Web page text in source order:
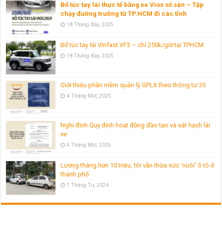
Bổ túc tay lái thực tế bằng xe Vios số sàn – Tập
chạy đường trường từ TP.HCM đi các tỉnh
18 Tháng Bảy, 2025
Bổ túc tay lái Vinfast VF3 – chỉ 250k/giờ tại TPHCM
18 Tháng Bảy, 2025
Giới thiệu phần mềm quản lý GPLX theo thông tư 35
4 Tháng Một, 2025
Nghị định Quy định hoạt động đào tạo và sát hạch lái
xe
4 Tháng Một, 2025
Lương tháng hơn 10 triệu, tôi vẫn thừa sức ‘nuôi’ ô tô ở
thành phố
1 Tháng Tư, 2024